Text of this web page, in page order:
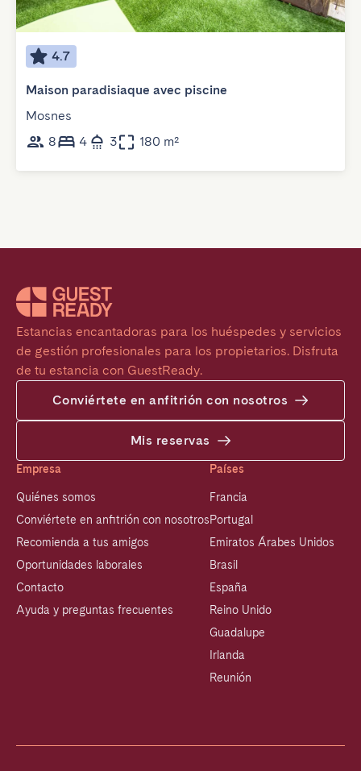
4.7
Maison paradisiaque avec piscine
Mosnes
8
4 3 180 m²
Estancias encantadoras para los huéspedes y servicios
de gestión profesionales para los propietarios. Disfruta
de tu estancia con GuestReady.
Conviértete en anfitrión con nosotros
Mis reservas
Empresa
Quiénes somos
Conviértete en anfitrión con nosotros
Recomienda a tus amigos
Oportunidades laborales
Contacto
Ayuda y preguntas frecuentes
Países
Francia
Portugal
Emiratos Árabes Unidos
Brasil
España
Reino Unido
Guadalupe
Irlanda
Reunión